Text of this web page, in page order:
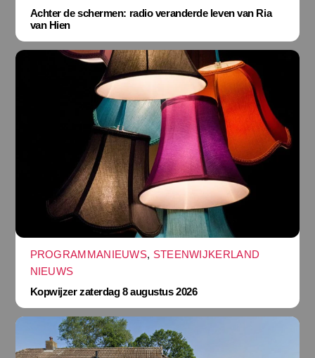
Achter de schermen: radio veranderde leven van Ria
van Hien
PROGRAMMANIEUWS, STEENWIJKERLAND
NIEUWS
Kopwijzer zaterdag 8 augustus 2026